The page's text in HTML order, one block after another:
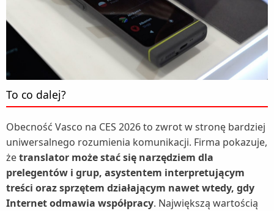
To co dalej?
Obecność Vasco na CES 2026 to zwrot w stronę bardziej
uniwersalnego rozumienia komunikacji. Firma pokazuje,
żetranslator może stać się narzędziem dla
prelegentów i grup, asystentem interpretującym
treści oraz sprzętem działającym nawet wtedy, gdy
Internet odmawia współpracy. Największą wartością